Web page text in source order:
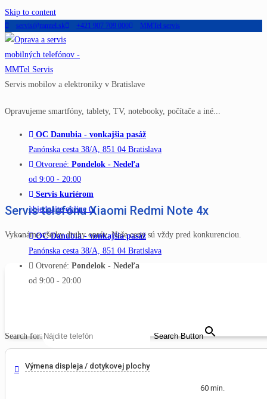
Skip to content
servis@mmtel.sk +421 907 709 000 MMTel servis
Servis mobilov a elektroniky v Bratislave
Opravujeme smartfóny, tablety, TV, notebooky, počítače a iné...
OC Danubia - vonkajšia pasáž
Panónska cesta 38/A, 851 04 Bratislava
Otvorené: Pondelok - Nedeľa
od 9:00 - 20:00
Servis kuriérom
objednajte online tu
OC Danubia - vonkajšia pasáž
Panónska cesta 38/A, 851 04 Bratislava
Otvorené: Pondelok - Nedeľa
od 9:00 - 20:00
Search for: Search Button
Servis telefónu Xiaomi Redmi Note 4x
Vykonáme všetky druhy opráv. Naše ceny sú vždy pred konkurenciou.
Výmena displeja / dotykovej plochy
60 min.